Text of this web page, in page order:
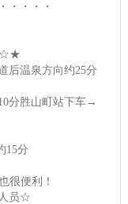
・・・・
后温泉方向约25分
分胜山町站下车→
15分
很便利！
员☆